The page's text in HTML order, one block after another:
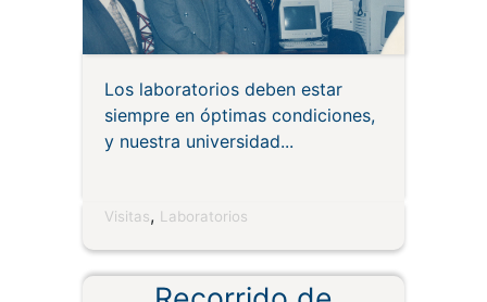
Los laboratorios deben estar
siempre en óptimas condiciones,
y nuestra universidad
Visitas, Laboratorios